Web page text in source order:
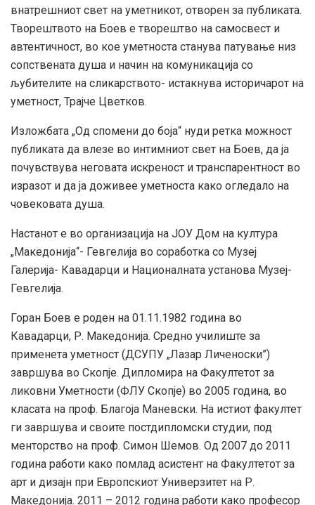
внатрешниот свет на уметникот, отворен за публиката.
Творештвото на Боев е творештво на самосвест и
автентичност, во кое уметноста станува патување низ
сопствената душа и начин на комуникација со
љубителите на сликарството- истакнува историчарот на
уметност, Трајче Цветков.
Изложбата „Од спомени до боја“ нуди ретка можност
публиката да влезе во интимниот свет на Боев, да ја
почувствува неговата искреност и транспарентност во
изразот и да ја доживее уметноста како огледало на
човековата душа.
Настанот е во организација на ЈОУ Дом на култура
„Македонија“- Гевгелија во соработка со Музеј
Галерија- Кавадарци и Националната установа Музеј-
Гевгелија.
Горан Боев е роден на 01.11.1982 година во
Кавадарци, Р. Македонија. Средно училиште за
применета уметност (ДСУПУ „Лазар Личеноски”)
завршува во Скопје. Дипломира на Факултетот за
ликовни Уметности (ФЛУ Скопје) во 2005 година, во
класата на проф. Благоја Маневски. На истиот факултет
ги завршува и своите постдипломски студии, под
менторство на проф. Симон Шемов. Од 2007 до 2011
година работи како помлад асистент на Факултетот за
арт и дизајн при Европскиот Универзитет на Р.
Македонија. 2011 – 2012 година работи како професор